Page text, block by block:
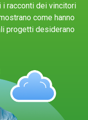
i racconti dei vincitori
come hanno
progetti desiderano